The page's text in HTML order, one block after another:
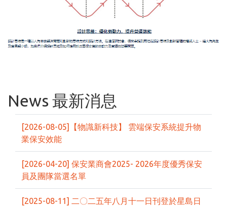
News 最新消息
[2026-08-05]【物識新科技】 雲端保安系統提升物
業保安效能
[2026-04-20] 保安業商會2025- 2026年度優秀保安
員及團隊當選名單
[2025-08-11] 二〇二五年八月十一日刊登於星島日